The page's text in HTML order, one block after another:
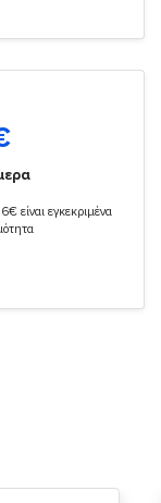
είναι εγκεκριμένα